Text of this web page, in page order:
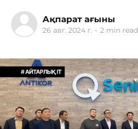
Ақпарат ағыны
26 авг. 2024 г. • 2 min read